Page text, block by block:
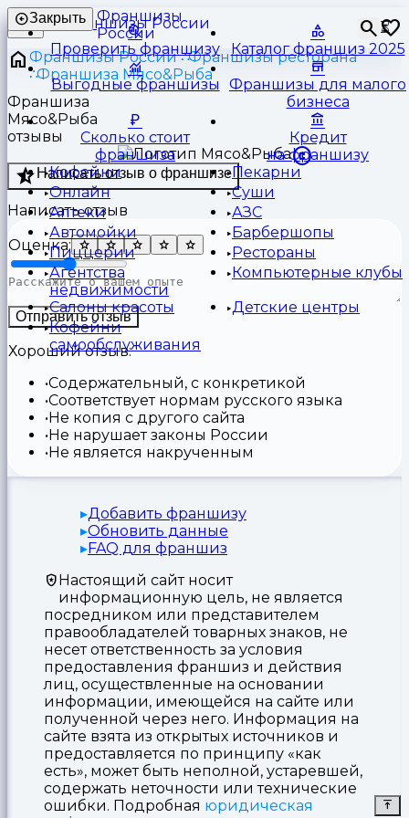
Франшизы
России
⏳
Закрыть
Проверить франшизу Каталог франшиз 2025
Выгодные франшизы
Франшизы для малого
бизнеса
Сколько стоит
франшиза
Кредит
на франшизу
Кофейни
Пекарни
Онлайн
Суши
Аптеки
АЗС
Автомойки
Барбершопы
Пиццерии
Рестораны
Агентства
недвижимости
Компьютерные клубы
Салоны красоты
Детские центры
Кофейни
самообслуживания
Франшизы России
Франшизы ресторана
Франшиза Мясо&Рыба
Франшиза
Мясо&Рыба
отзывы
Написать отзыв о франшизе
Написать отзыв
Оценка:
Отправить отзыв
Хороший отзыв:
Содержательный, с конкретикой
Соответствует нормам русского языка
Не копия с другого сайта
Не нарушает законы России
Не является накрученным
Добавить франшизу
Обновить данные
FAQ для франшиз
Настоящий сайт носит
информационную цель, не является
посредником или представителем
правообладателей товарных знаков, не
несет ответственность за условия
предоставления франшиз и действия
лиц, осуществленные на основании
информации, имеющейся на сайте или
полученной через него. Информация на
сайте взята из открытых источников и
предоставляется по принципу «как
есть», может быть неполной, устаревшей,
содержать неточности или технические
ошибки. Подробная юридическая